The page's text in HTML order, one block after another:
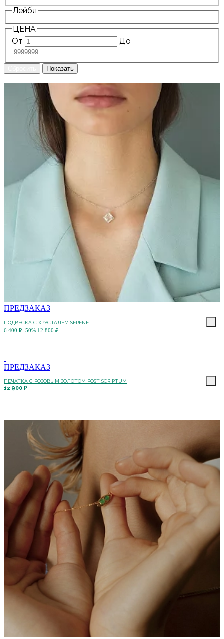
Лейбл
ЦЕНА
От
До
ПРЕДЗАКАЗ
ПОДВЕСКА С ХРУСТАЛЕМ SERENE
6 400 ₽ -50% 12 800 ₽
ПРЕДЗАКАЗ
ПЕЧАТКА С РОЗОВЫМ ЗОЛОТОМ POST SCRIPTUM
12 900 ₽